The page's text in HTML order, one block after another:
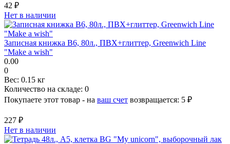
42 ₽
Нет в наличии
Записная книжка B6, 80л., ПВХ+глиттер, Greenwich Line
"Make a wish"
0.00
0
Вес: 0.15 кг
Количество на складе: 0
Покупаете этот товар - на ваш счет возвращается: 5 ₽
227 ₽
Нет в наличии